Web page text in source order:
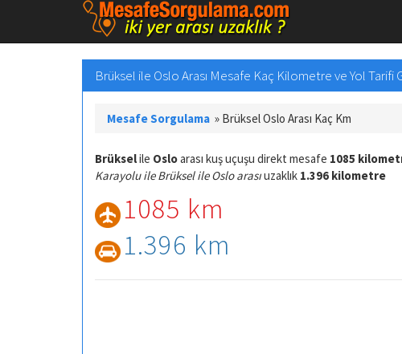
Brüksel ile Oslo Arası Mesafe Kaç Kilometre ve Yol Tarifi
Mesafe Sorgulama » Brüksel Oslo Arası Kaç Km
Brükselile Osloarası kuş uçuşu direkt mesafe 1085
Karayolu ile Brüksel ile Oslo arasıuzaklık 1.396 kilometre
1085 km
1.396 km